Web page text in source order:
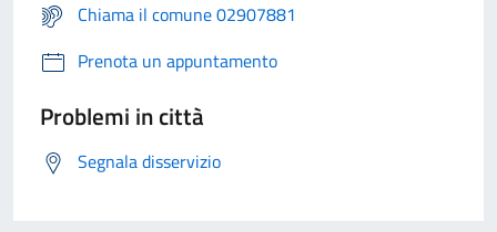
Chiama il comune 02907881
Prenota un appuntamento
Problemi in città
Segnala disservizio